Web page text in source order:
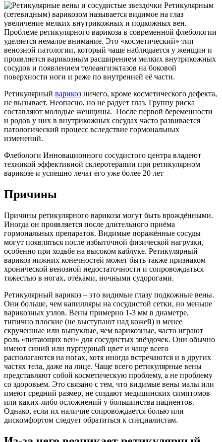
Ретикулярным
(сетевидным) варикозом называется видимое на глаз
увеличение мелких внутрикожных и подкожных вен.
Проблеме ретикулярного варикоза в современной флебологии
уделяется немалое внимание. Это «косметический» тип
венозной патологии, который чаще наблюдается у женщин и
проявляется варикозным расширением мелких внутрикожных
сосудов и появлением телеангиэктазов на боковой
поверхности ноги и реже по внутренней её части.
Ретикулярный варикоз ничего, кроме косметического дефекта,
не вызывает. Неопасно, но не радует глаз. Группу риска
составляют молодые женщины. После первой беременности
и родов у них в внутрикожных сосудах часто развивается
патологический процесс вследствие гормональных
изменений.
Флебологи Инновационного сосудистого центра владеют
техникой эффективной склеротерапии при ретикулярном
варикозе и успешно лечат его уже более 20 лет
Причины
Причины ретикулярного варикоза могут быть врождёнными.
Иногда он проявляется после длительного приёма
гормональных препаратов. Видимые поражённые сосуды
могут появляться после избыточной физической нагрузки,
особенно при ходьбе на высоком каблуке. Ретикулярный
варикоз нижних конечностей может быть также признаком
хронической венозной недостаточности и сопровождаться
тяжестью в ногах, отёками, ночными судорогами.
Ретикулярный варикоз – это видимые глазу подкожные вены.
Они больше, чем капилляры на сосудистой сетки, но меньше
варикозных узлов. Вены примерно 1-3 мм в диаметре,
типично плоские (не выступают над кожей) и менее
скрученные или выпуклые, чем варикозные, часто играют
роль «питающих вен» для сосудистых звёздочек. Они обычно
имеют синий или пурпурный цвет и чаще всего
располагаются на ногах, хотя иногда встречаются и в других
частях тела, даже на лице. Чаще всего ретикулярные вены
представляют собой косметическую проблему, а не проблему
со здоровьем. Это связано с тем, что видимые вены малы или
имеют средний размер, не создают медицинских симптомов
или каких-либо осложнений у большинства пациентов.
Однако, если их наличие сопровождается болью или
дискомфортом следует обратиться к специалистам.